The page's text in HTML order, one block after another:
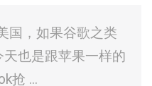
国，如果谷歌之类
也是跟苹果一样的
抢 ...